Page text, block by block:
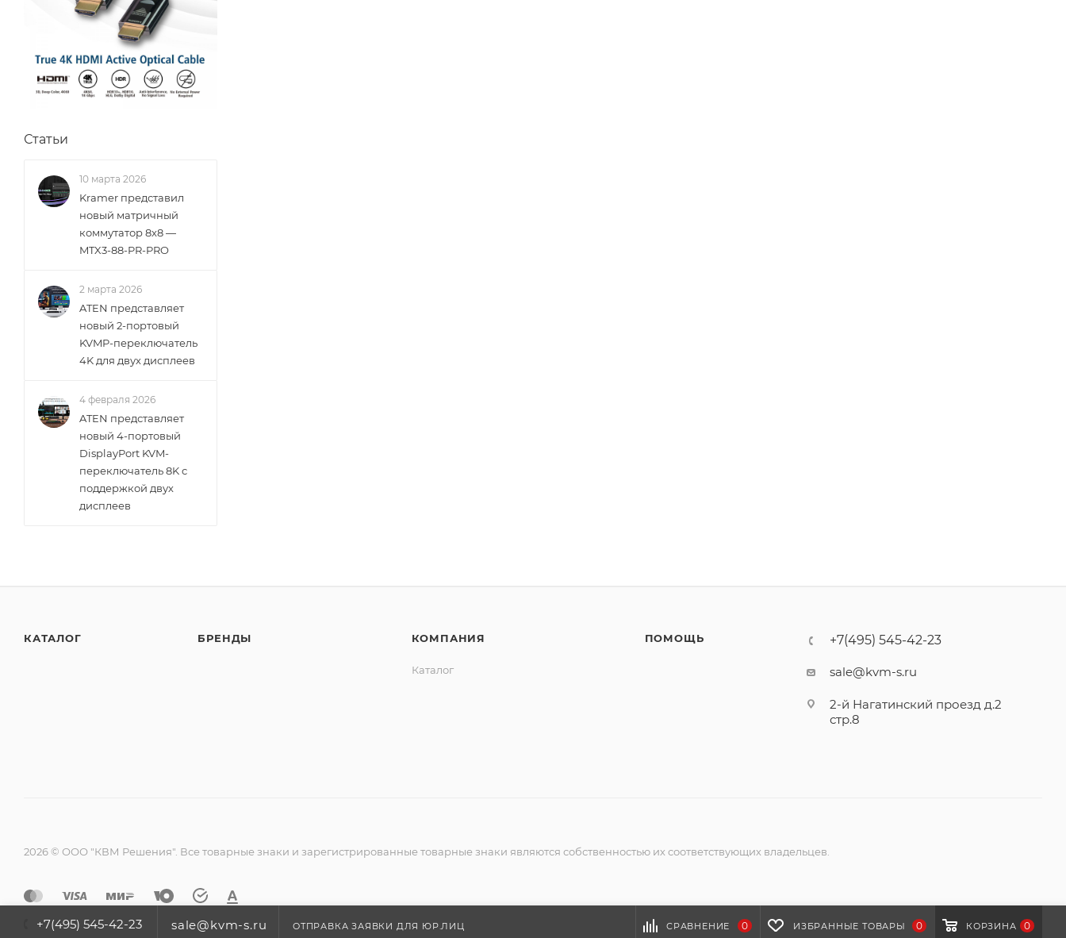
Статьи
10 марта 2026
Kramer представил
новый матричный
коммутатор 8x8 —
MTX3-88-PR-PRO
2 марта 2026
ATEN представляет
новый 2-портовый
KVMP-переключатель
4K для двух дисплеев
4 февраля 2026
ATEN представляет
новый 4-портовый
DisplayPort KVM-
переключатель 8K с
поддержкой двух
дисплеев
КАТАЛОГ БРЕНДЫ КОМПАНИЯ
Каталог
ПОМОЩЬ +7(495) 545-42-23
sale@kvm-s.ru
2-й Нагатинский проезд д.2
стр.8
2026 © ООО "КВМ Решения". Все товарные знаки и зарегистрированные товарные знаки являются собственностью их соответствующих владельцев.
+7(495) 545-42-23 sale@kvm-s.ru ОТПРАВКА ЗАЯВКИ ДЛЯ ЮР.ЛИЦ СРАВНЕНИЕ 0 ИЗБРАННЫЕ ТОВАРЫ 0 КОРЗИНА 0